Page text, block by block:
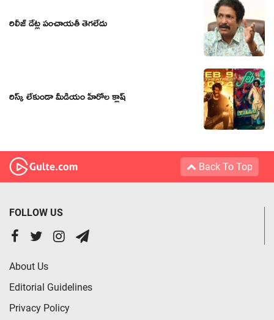
రిలీజ్ డేట్ల పంచాయతీ తెగలేదు
రిస్క్ లేకుండా మీడియం హీరోల క్లాష్
Back To Top
FOLLOW US
About Us
Editorial Guidelines
Privacy Policy